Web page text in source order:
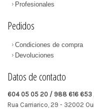
Profesionales
Pedidos
Condiciones de compra
Devoluciones
Datos de contacto
604 05 05 20 / 988 616 653
Rua Carriarico, 29 - 32002